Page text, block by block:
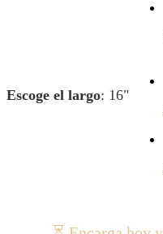
Escoge el largo: 16"